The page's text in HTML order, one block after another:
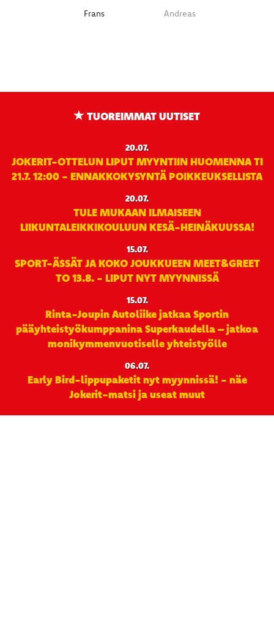
Frans
Andreas
TUOREIMMAT UUTISET
20.07.
JOKERIT-OTTELUN LIPUT MYYNTIIN HUOMENNA TI
21.7. 12:00 - ENNAKKOKYSYNTÄ POIKKEUKSELLISTA
20.07.
TULE MUKAAN ILMAISEEN
LIIKUNTALEIKKIKOULUUN KESÄ-HEINÄKUUSSA!
15.07.
SPORT-ÄSSÄT JA KOKO JOUKKUEEN MEET&GREET
TO 13.8. - LIPUT NYT MYYNNISSÄ
15.07.
Rinta-Joupin Autoliike jatkaa Sportin
pääyhteistyökumppanina Superkaudella – jatkoa
monikymmenvuotiselle yhteistyölle
06.07.
Early Bird-lippupaketit nyt myynnissä! - näe
Jokerit-matsi ja useat muut